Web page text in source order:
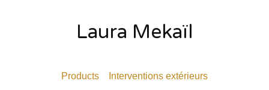
Laura Mekaïl
Products Interventions extérieurs